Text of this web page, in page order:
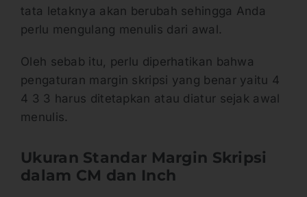
tata letaknya akan berubah sehingga Anda
perlu mengulang menulis dari awal.
Oleh sebab itu, perlu diperhatikan bahwa
pengaturan margin skripsi yang benar yaitu 4
4 3 3 harus ditetapkan atau diatur sejak awal
menulis.
Ukuran Standar Margin Skripsi
dalam CM dan Inch